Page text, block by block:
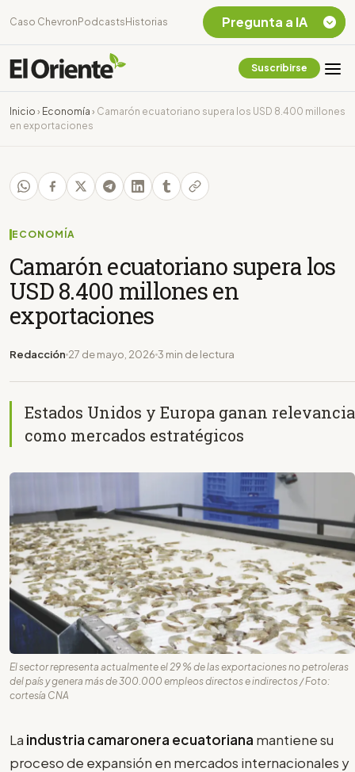
Caso Chevron Podcasts Historias
Suscribirse
Inicio › Economía › Camarón ecuatoriano supera los USD 8.400 millones
en exportaciones
ECONOMÍA
Camarón ecuatoriano supera los
USD 8.400 millones en
exportaciones
Redacción 27 de mayo, 2026 3 min de lectura
Estados Unidos y Europa ganan relevancia
como mercados estratégicos
El sector representa actualmente el 29 % de las exportaciones no petroleras
del país y genera más de 300.000 empleos directos e indirectos / Foto:
cortesía CNA
La industria camaronera ecuatoriana mantiene su
proceso de expansión en mercados internacionales y
Pregunta a IA
Chevron Ecuador